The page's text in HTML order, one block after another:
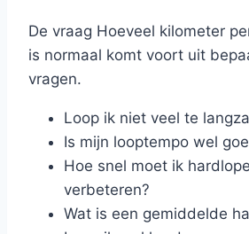
De vraag Hoeveel kilometer
is normaal komt voort uit
vragen.
Loop ik niet veel te
Is mijn looptempo wel
Hoe snel moet ik
verbeteren?
Wat is een gemiddelde